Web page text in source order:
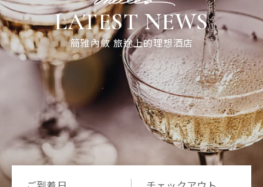
LATEST NEWS
簡雅內斂 旅途上的理想酒店